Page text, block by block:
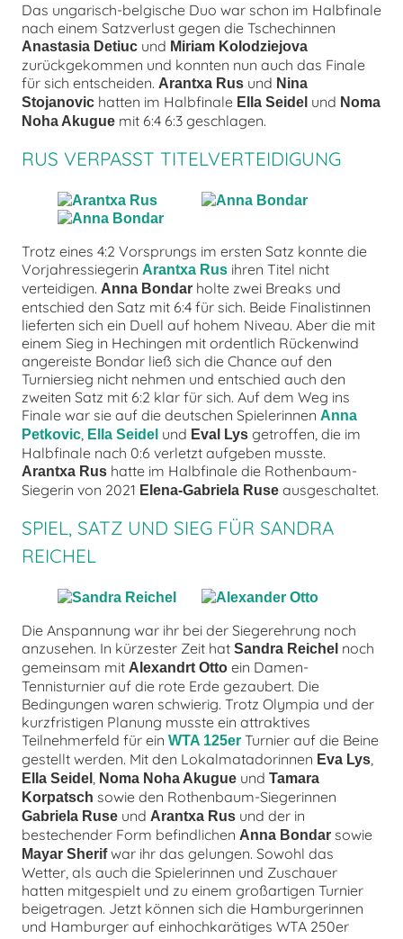
Das ungarisch-belgische Duo war schon im Halbfinale
nach einem Satzverlust gegen die Tschechinnen
Anastasia Detiuc und Miriam Kolodziejova
zurückgekommen und konnten nun auch das Finale
für sich entscheiden. Arantxa Rus und Nina
Stojanovic hatten im Halbfinale Ella Seidel und Noma
Noha Akugue mit 6:4 6:3 geschlagen.
RUS VERPASST TITELVERTEIDIGUNG
Trotz eines 4:2 Vorsprungs im ersten Satz konnte die
Vorjahressiegerin Arantxa Rus ihren Titel nicht
verteidigen. Anna Bondar holte zwei Breaks und
entschied den Satz mit 6:4 für sich. Beide Finalistinnen
lieferten sich ein Duell auf hohem Niveau. Aber die mit
einem Sieg in Hechingen mit ordentlich Rückenwind
angereiste Bondar ließ sich die Chance auf den
Turniersieg nicht nehmen und entschied auch den
zweiten Satz mit 6:2 klar für sich. Auf dem Weg ins
Finale war sie auf die deutschen Spielerinnen Anna
Petkovic, Ella Seidel und Eval Lys getroffen, die im
Halbfinale nach 0:6 verletzt aufgeben musste.
Arantxa Rus hatte im Halbfinale die Rothenbaum-
Siegerin von 2021 Elena-Gabriela Ruse ausgeschaltet.
SPIEL, SATZ UND SIEG FÜR SANDRA
REICHEL
Die Anspannung war ihr bei der Siegerehrung noch
anzusehen. In kürzester Zeit hat Sandra Reichel noch
gemeinsam mit Alexandrt Otto ein Damen-
Tennisturnier auf die rote Erde gezaubert. Die
Bedingungen waren schwierig. Trotz Olympia und der
kurzfristigen Planung musste ein attraktives
Teilnehmerfeld für ein WTA 125er Turnier auf die Beine
gestellt werden. Mit den Lokalmatadorinnen Eva Lys,
Ella Seidel , Noma Noha Akugue und Tamara
Korpatsch sowie den Rothenbaum-Siegerinnen
Gabriela Ruse und Arantxa Rus und der in
bestechender Form befindlichen Anna Bondar sowie
Mayar Sherifwar ihr das gelungen. Sowohl das
Wetter, als auch die Spielerinnen und Zuschauer
hatten mitgespielt und zu einem großartigen Turnier
beigetragen. Jetzt können sich die Hamburgerinnen
und Hamburger auf einhochkarätiges WTA 250er